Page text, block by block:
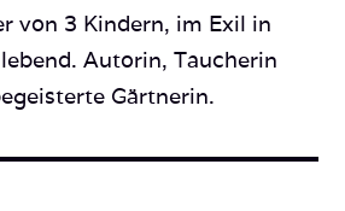
von 3 Kindern, im Exil in
Autorin, Taucherin
Gärtnerin.